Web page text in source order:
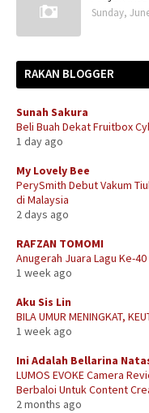
Sunday,
RAKAN BLOGGER
Sunah Sakura
Beli Buah Dekat Fruitbox
1 day ago
My Lovely Bee
PerySmith Debut Vakum
di Malaysia
2 days ago
RAFZAN TOMOMI
Anugerah Juara Lagu Ke-
1 week ago
Aku Sis Lin
BILA UMUR MENINGKAT,
1 week ago
Ini Adalah Bellarina
LUMOS EVOKE Camera
Berbaloi Untuk Content
2 months ago